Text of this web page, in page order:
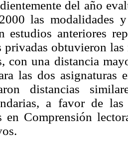
del año
las modalidades
estudios anteriores
privadas obtuvieron
con una distancia
las dos asignaturas
distancias
a favor de
en Comprensión